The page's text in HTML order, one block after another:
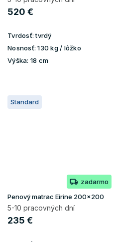
520 €
Tvrdosť:tvrdý
Nosnosť: 130 kg / lôžko
Výška: 18 cm
Standard
zadarmo
Penový matrac Eirine 200x200
5-10 pracovných dní
235 €